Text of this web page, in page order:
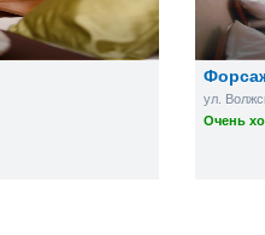
ул.
Очень